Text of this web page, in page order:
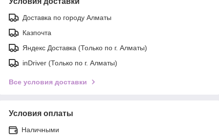
Доставка по городу Алматы
Казпочта
Яндекс Доставка (Только по г. Алматы)
inDriver (Только по г. Алматы)
Все условия доставки
Условия оплаты
Наличными